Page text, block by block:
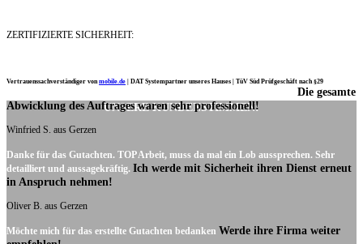
ZERTIFIZIERTE SICHERHEIT:
Vertrauenssachverständiger vonmobile.de DAT Systempartner unseres Hauses | TüV Süd Prüfgeschäft nach §29
UNSERE KUNDENSTIMMEN:
Die gesamte
Abwicklung des Auftrages waren sehr professionell!
Winfried S. aus Gerzen
Danke für das Gutachten. TOP Arbeit, muss da mal ein Lob aussprechen. Sehr
detailliert und aussagekräftig. Ich werde mit Sicherheit ihren Dienst erneut
in Anspruch nehmen!
Oliver B. aus Gerzen
Möchte mich für das erstellte Gutachten bedanken Werde ihre Firma weiter